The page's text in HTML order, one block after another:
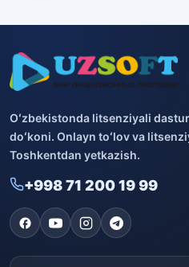
Oʻzbekistonda litsenziyali
doʻkoni. Onlayn toʻlov va
Toshkentdan yetkazish.
+998 71 200 19 99